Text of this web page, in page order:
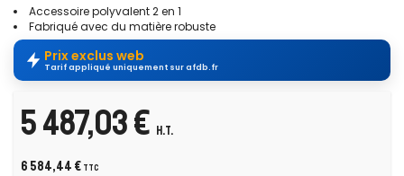
Accessoire polyvalent 2 en 1
Fabriqué avec du matière robuste
Prix exclus web
Tarif appliqué uniquement sur afdb.fr
5 487,03 € H.T.
6 584,44 € TTC